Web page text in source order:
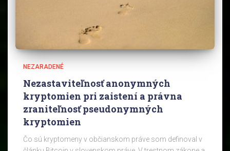
NEZARADENÉ
Nezastaviteľnosť anonymných
kryptomien pri zaistení a právna
zraniteľnosť pseudonymných
kryptomien
Čo sú kryptomeny v občianskom práve som definoval v